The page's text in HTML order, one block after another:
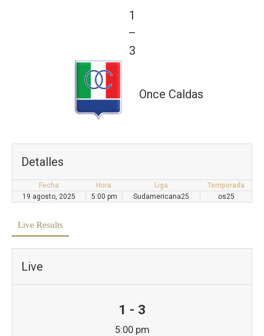
1
—
3
Once Caldas
Detalles
Fecha Hora Liga
Temporada
19 agosto, 2025
5:00 pm Sudamericana25 os25
Live Results
Live
1 - 3
5:00 pm